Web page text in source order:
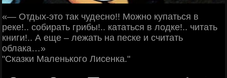
«— Отдых-это так чудесно!! Можно купаться в
реке!.. собирать грибы!.. кататься в лодке!.. читать
книги!.. А еще – лежать на песке и считать
облака…»
"Сказки Маленького Лисенка."